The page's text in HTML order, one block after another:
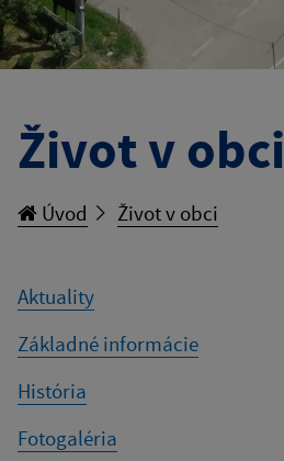
Život v obci
Úvod Život v obci
Aktuality
Základné informácie
História
Fotogaléria